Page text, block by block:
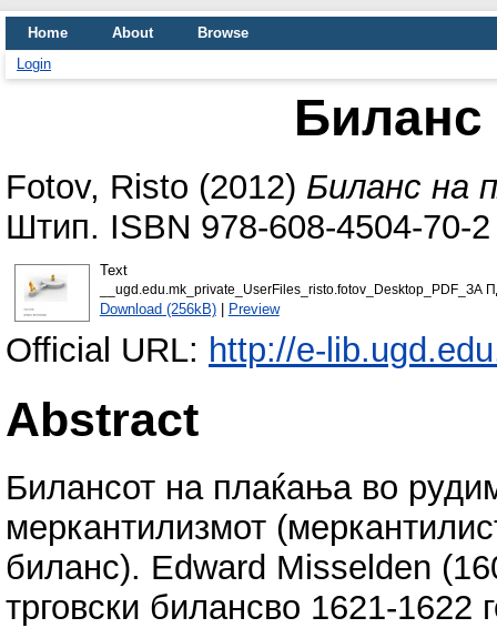
Home About
Browse
Login
Fotov, Risto (2012) Биланс на
Штип. ISBN 978-608-4504-70-2
Text
Download (256kB)| Preview
Official URL: http://e-
Abstract
Билансот на плаќања во
меркантилизмот
биланс). Edward Misselden
трговски билансво 1621-1622